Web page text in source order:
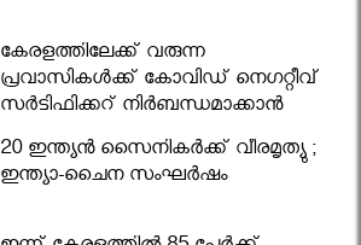
കേരളത്തിലേക്ക് വരുന്ന
പ്രവാസികള്‍ക്ക് കോവിഡ് നെഗറ്റീവ്
സര്‍ട്ടിഫിക്കറ്റ് നിർബന്ധമാക്കാൻ
മന്ത്രിസഭ
20 ഇന്ത്യൻ സൈനികർക്ക് വീരമൃത്യു ;
ഇന്ത്യാ-ചൈന സംഘർഷം